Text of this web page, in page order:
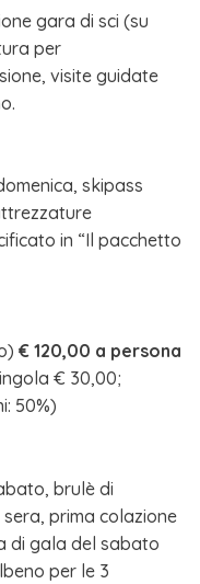
gara di sci (su
per
visite guidate
skipass
in “Il pacchetto
€ 120,00 a persona
€ 30,00;
50%)
brulè di
prima colazione
di gala del sabato
per le 3